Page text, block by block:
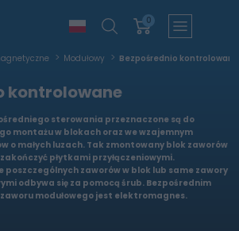
0
Modułowy Bezpośrednio kontrolowane
kontrolowane
sterowania przeznaczone są do
montażu w blokach oraz we wzajemnym
o małych luzach. Tak zmontowany blok zaworów
płytkami przyłączeniowymi.
poszczególnych zaworów w blok lub same zawory
odbywa się za pomocą śrub. Bezpośrednim
modułowego jest elektromagnes.